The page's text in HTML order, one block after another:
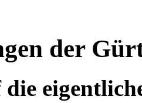
der
die